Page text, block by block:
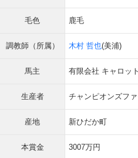
毛色 鹿毛
調教師（所属） 木村 哲也(美浦)
馬主 有限会社 キャロッ
生産者 チャンピオンズフ
産地 新ひだか町
本賞金 3007万円